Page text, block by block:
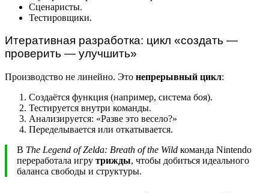
Сценаристы.
Тестировщики.
Итеративная разработка: цикл «создать —
проверить — улучшить»
Производство не линейно. Это непрерывный цикл:
Создаётся функция (например, система боя).
Тестируется внутри команды.
Анализируется: «Разве это весело?»
Переделывается или откатывается.
В The Legend of Zelda: Breath of the Wild команда Nintendo
переработала игру трижды, чтобы добиться идеального
баланса свободы и структуры.